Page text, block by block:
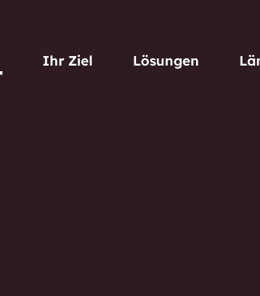
Ihr Ziel Lösungen